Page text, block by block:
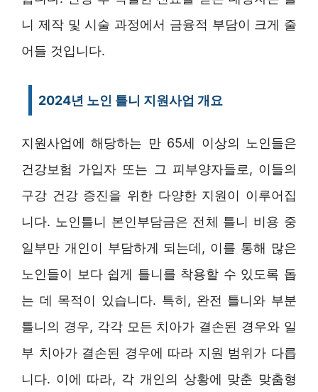
니 제작 및 시술 과정에서 금융적 부담이 크게 줄
어들 것입니다.
2024년 노인 틀니 지원사업 개요
지원사업에 해당하는 만 65세 이상의 노인들은
건강보험 가입자 또는 그 피부양자들로, 이들의
구강 건강 증진을 위한 다양한 지원이 이루어집
니다. 노인틀니 본인부담금은 전체 틀니 비용 중
일부만 개인이 부담하게 되는데, 이를 통해 많은
노인들이 보다 쉽게 틀니를 착용할 수 있도록 돕
는 데 목적이 있습니다. 특히, 완전 틀니와 부분
틀니의 경우, 각각 모든 치아가 결손된 경우와 일
부 치아가 결손된 경우에 따라 지원 범위가 다릅
니다. 이에 따라, 각 개인의 상황에 맞춘 맞춤형